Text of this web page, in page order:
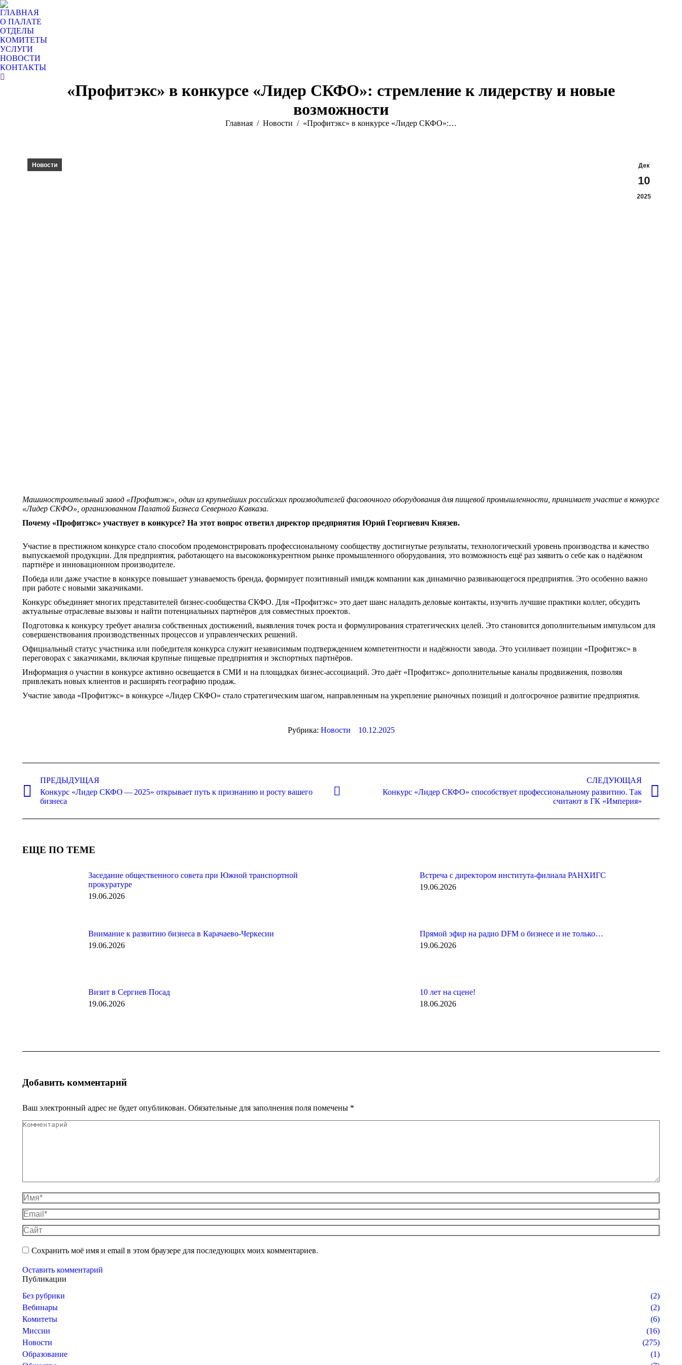
ГЛАВНАЯ
О ПАЛАТЕ
ОТДЕЛЫ
КОМИТЕТЫ
УСЛУГИ
НОВОСТИ
КОНТАКТЫ
Поиск:
«Профитэкс» в конкурсе «Лидер СКФО»: стремление к лидерству и новые
возможности
Вы здесь:
Главная Новости «Профитэкс» в конкурсе «Лидер СКФО»:…
Дек
10
2025
Новости
Машиностроительный завод «Профитэкс», один из крупнейших российских производителей фасовочного оборудования для пищевой промышленности, принимает участие в конкурсе
«Лидер СКФО», организованном Палатой Бизнеса Северного Кавказа.
Почему «Профитэкс» участвует в конкурсе? На этот вопрос ответил директор предприятия Юрий Георгиевич Князев.
Участие в престижном конкурсе стало способом продемонстрировать профессиональному сообществу достигнутые результаты, технологический уровень производства и качество
выпускаемой продукции. Для предприятия, работающего на высококонкурентном рынке промышленного оборудования, это возможность ещё раз заявить о себе как о надёжном
партнёре и инновационном производителе.
Победа или даже участие в конкурсе повышает узнаваемость бренда, формирует позитивный имидж компании как динамично развивающегося предприятия. Это особенно важно
при работе с новыми заказчиками.
Конкурс объединяет многих представителей бизнес‑сообщества СКФО. Для «Профитэкс» это дает шанс наладить деловые контакты, изучить лучшие практики коллег, обсудить
актуальные отраслевые вызовы и найти потенциальных партнёров для совместных проектов.
Подготовка к конкурсу требует анализа собственных достижений, выявления точек роста и формулирования стратегических целей. Это становится дополнительным импульсом для
совершенствования производственных процессов и управленческих решений.
Официальный статус участника или победителя конкурса служит независимым подтверждением компетентности и надёжности завода. Это усиливает позиции «Профитэкс» в
переговорах с заказчиками, включая крупные пищевые предприятия и экспортных партнёров.
Информация о участии в конкурсе активно освещается в СМИ и на площадках бизнес‑ассоциаций. Это даёт «Профитэкс» дополнительные каналы продвижения, позволяя
привлекать новых клиентов и расширять географию продаж.
Участие завода «Профитэкс» в конкурсе «Лидер СКФО» стало стратегическим шагом, направленным на укрепление рыночных позиций и долгосрочное развитие предприятия.
Рубрика: Новости 10.12.2025
по
записям
ПРЕДЫДУЩАЯ
Предыдущая
запись:
Конкурс «Лидер СКФО — 2025» открывает путь к признанию и росту вашего
бизнеса
СЛЕДУЮЩАЯ
Следующая
Конкурс «Лидер СКФО» способствует профессиональному развитию. Так
считают в ГК «Империя»
ЕЩЕ ПО ТЕМЕ
Заседание общественного совета при Южной транспортной
прокуратуре
19.06.2026
Встреча с директором института-филиала РАНХИГС
19.06.2026
Внимание к развитию бизнеса в Карачаево-Черкесии
19.06.2026
Прямой эфир на радио DFM о бизнесе и не только…
19.06.2026
Визит в Сергиев Посад
19.06.2026
10 лет на сцене!
18.06.2026
Добавить комментарий
Ваш электронный адрес не будет опубликован. Обязательные для заполнения поля помечены *
Комментарий
Имя *
Email *
Сайт
Сохранить моё имя и email в этом браузере для последующих моих комментариев.
Оставить комментарий
Публикации
Без рубрики
(2)
Вебинары
(2)
Комитеты
(6)
Миссии
(16)
Новости
(275)
Образование
(1)